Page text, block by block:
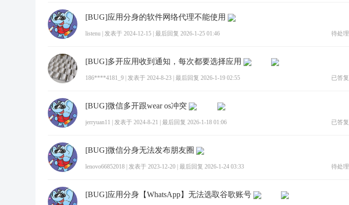
[BUG]应用分身的软件网络代理不能使用
listenu 发表于 2024-12-15 最后回复 2026-1-25 01:46 待处理
[BUG]多开应用收到通知，每次都要选择应用
186****4181_9 发表于 2024-8-23 最后回复 2026-1-19 02:55 已答复
[BUG]微信多开跟wear os冲突
jerryuan11 发表于 2024-8-21 最后回复 2026-1-18 01:06 已答复
[BUG]微信分身无法发布朋友圈
lenovo66852018 发表于 2023-12-20 最后回复 2026-1-24 03:33 待处理
[BUG]应用分身【WhatsApp】无法选取谷歌账号